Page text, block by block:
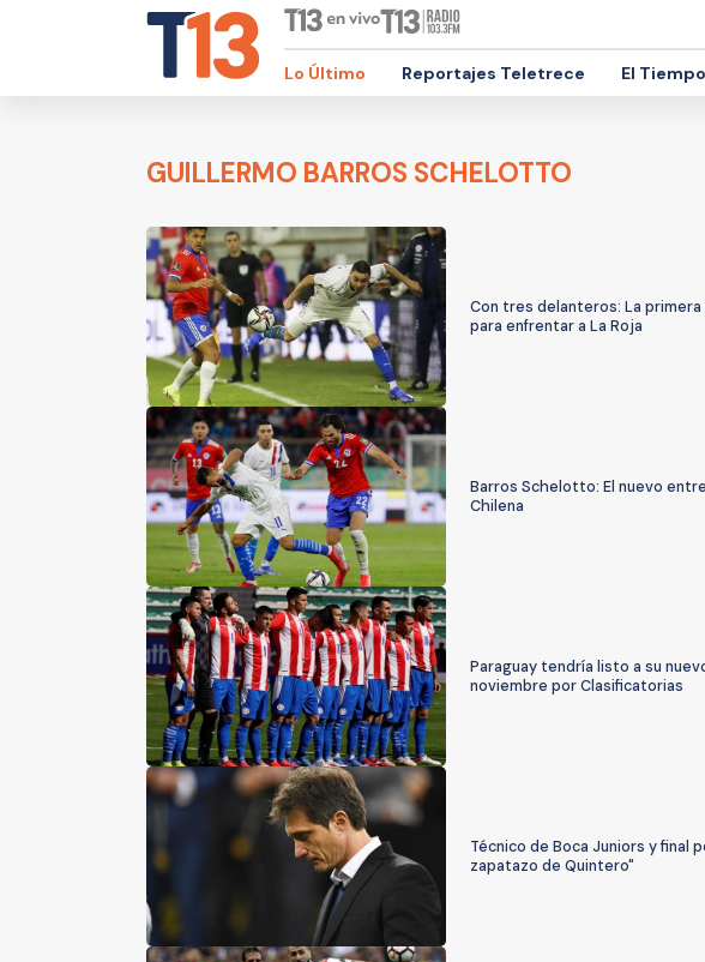
Lo Último Reportajes Teletrece El Tiempo
GUILLERMO BARROS SCHELOTTO
Con tres delanteros: La
para enfrentar a La Roja
Barros Schelotto: El nuevo
Chilena
Paraguay tendría listo a su
noviembre por Clasificatorias
Técnico de Boca Juniors y final
zapatazo de Quintero"